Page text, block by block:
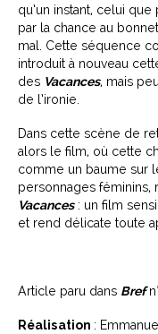
qu’un instant, celui
par la chance au
mal. Cette séquence
introduit à nouveau
des Vacances, mais
de l’ironie.
Dans cette scène de
alors le film, où cette
comme un baume sur
personnages
Vacances: un film
et rend délicate toute
Article paru dans Bref
Réalisation :